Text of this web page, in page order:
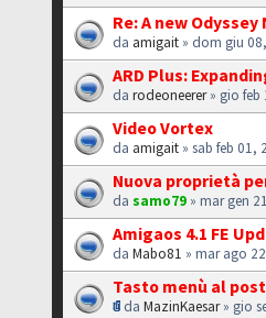
Re: A new
da amigait » dom giu
ARD Plus:
darodeoneerer» gio feb
Video Vortex
da amigait » sab feb 01,
Nuova proprietà
da samo79 » mar gen
Amigaos 4.1 FE
daMabo81 » mar ago
Tasto menù al
daMazinKaesar» gio